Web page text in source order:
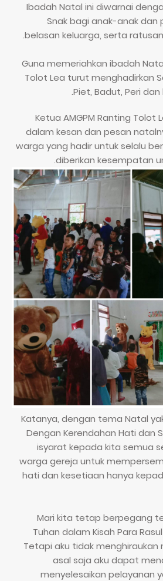
Ibadah Natal ini diwarnai
Snak bagi anak-anak
belasan keluarga, serta
Guna memeriahkan ibadah
Tolot Lea turut menghadirkan
Piet, Badut, Peri
Ketua AMGPM Ranting Tolot
dalam kesan dan pesan
warga yang hadir untuk selalu
diberikan kesempatan
Katanya, dengan tema Natal
Dengan Kerendahan Hati dan
isyarat kepada kita semua
warga gereja untuk
hati dan kesetiaan hanya
"Mari kita tetap berpegang
Tuhan dalam Kisah Para
"Tetapi aku tidak menghiraukan
asal saja aku dapat
menyelesaikan pelayanan